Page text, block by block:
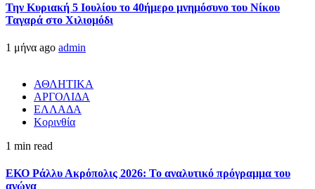
Την Κυριακή 5 Ιουλίου το 40ήμερο μνημόσυνο του Νίκου
Ταγαρά στο Χιλιομόδι
1 μήνα ago admin
ΑΘΛΗΤΙΚΑ
ΑΡΓΟΛΙΔΑ
ΕΛΛΑΔΑ
Κορινθία
1 min read
ΕΚΟ Ράλλυ Ακρόπολις 2026: Το αναλυτικό πρόγραμμα του
αγώνα